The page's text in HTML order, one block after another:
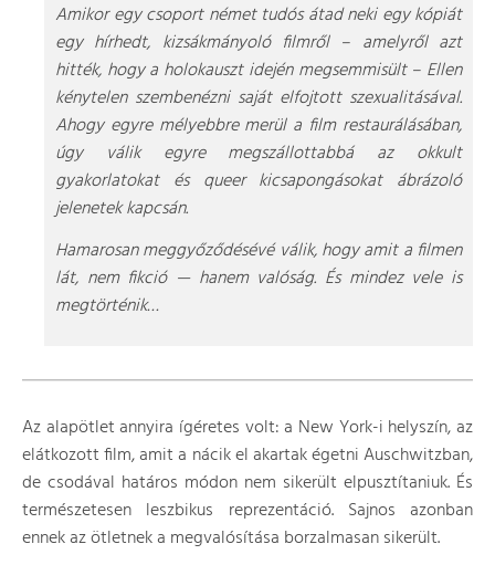
Amikor egy csoport német tudós átad neki egy kópiát
egy hírhedt, kizsákmányoló filmről – amelyről azt
hitték, hogy a holokauszt idején megsemmisült – Ellen
kénytelen szembenézni saját elfojtott szexualitásával.
Ahogy egyre mélyebbre merül a film restaurálásában,
úgy válik egyre megszállottabbá az okkult
gyakorlatokat és queer kicsapongásokat ábrázoló
jelenetek kapcsán.
Hamarosan meggyőződésévé válik, hogy amit a filmen
lát, nem fikció — hanem valóság. És mindez vele is
megtörténik…
Az alapötlet annyira ígéretes volt: a New York-i helyszín, az
elátkozott film, amit a nácik el akartak égetni Auschwitzban,
de csodával határos módon nem sikerült elpusztítaniuk. És
természetesen leszbikus reprezentáció. Sajnos azonban
ennek az ötletnek a megvalósítása borzalmasan sikerült.